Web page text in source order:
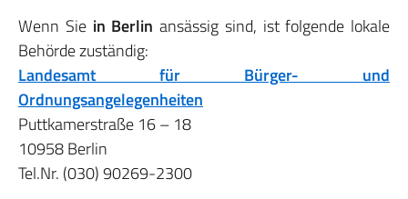
Wenn Sie in Berlin ansässig sind, ist folgende lokale
Behörde zuständig:
Landesamt für Bürger- und
Ordnungsangelegenheiten
Puttkamerstraße 16 – 18
10958 Berlin
Tel.Nr. (030) 90269-2300